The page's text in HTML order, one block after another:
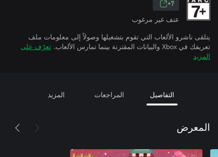
7+
عنف غير مرغوب
يتلقى ناشرو الألعاب التي تقوم بتشغيلها وصولاً إلى معلومات ملف
تعريفك في Xbox والبيانات المقترنة بينما تمارس الألعاب.
تعرّف على
المزيد
التفاصيل المراجعات المزيد
المعرض